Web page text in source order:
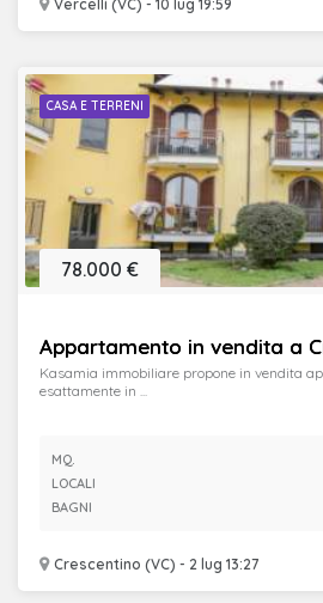
Vercelli (VC) - 10 lug 19:59
CASA E TERRENI
Appartamento in vendita a
Crescentino (VC) - 2 lug 13:27
78.000 €
Kasamia immobiliare propone in vendita
esattamente in ...
MQ.
LOCALI
BAGNI